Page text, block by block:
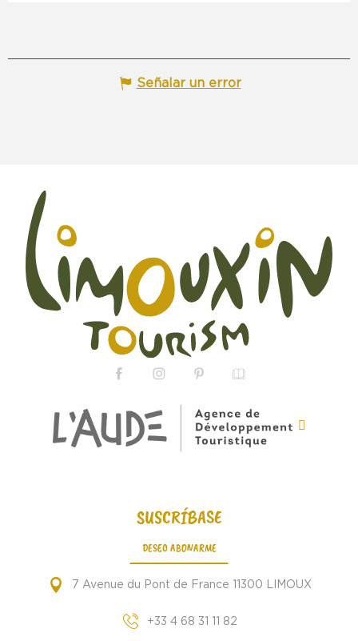
Señalar un error
SUSCRÍBASE
DESEO ABONARME
7 Avenue du Pont de France 11300 LIMOUX
+33 4 68 31 11 82